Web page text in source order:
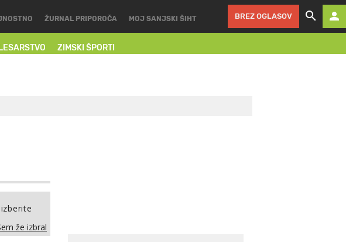
ZIMSKI ŠPORTI
ŽURNAL PRIPOROČA MOJ SANJSKI ŠIHT BREZ OGLASOV
že izbral